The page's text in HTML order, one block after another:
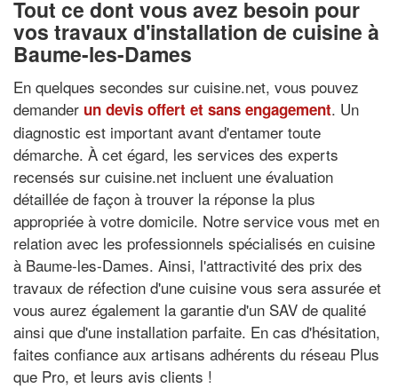
Tout ce dont vous avez besoin pour
vos travaux d'installation de cuisine à
Baume-les-Dames
En quelques secondes sur cuisine.net, vous pouvez
demander un devis offert et sans engagement. Un
diagnostic est important avant d'entamer toute
démarche. À cet égard, les services des experts
recensés sur cuisine.net incluent une évaluation
détaillée de façon à trouver la réponse la plus
appropriée à votre domicile. Notre service vous met en
relation avec les professionnels spécialisés en cuisine
à Baume-les-Dames. Ainsi, l'attractivité des prix des
travaux de réfection d'une cuisine vous sera assurée et
vous aurez également la garantie d'un SAV de qualité
ainsi que d'une installation parfaite. En cas d'hésitation,
faites confiance aux artisans adhérents du réseau Plus
que Pro, et leurs avis clients !